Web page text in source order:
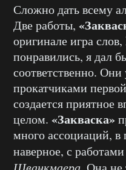
Сложно дать всему
Две работы,
оригинале игра
понравились, я дал
соответственно.
прокатчиками
создается приятное
целом. «Закваска»
много ассоциаций, в
наверное, с
Шванкмаера